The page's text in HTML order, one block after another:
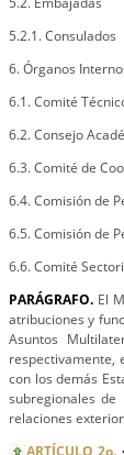
5.2.1. Consulados
6. Órganos
6.1. Comité
6.2. Consejo
6.3. Comité de
6.4. Comisión de
6.5. Comisión de
6.6. Comité
PARÁGRAFO. El
atribuciones y
Asuntos
respectivamente,
con los demás
subregionales
relaciones
ARTÍCULO 2o.